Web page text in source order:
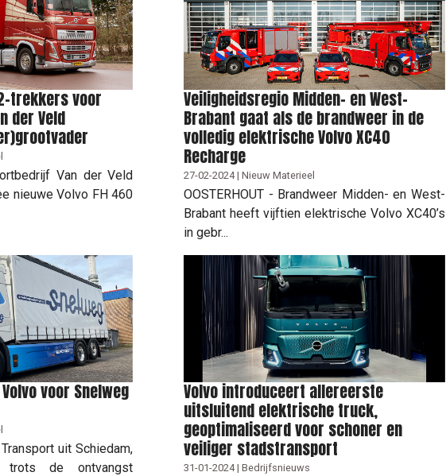
trekkers voor
der Veld
Van der Veld
nieuwe Volvo FH 460
Veiligheidsregio Midden- en West-
Brabant gaat als de brandweer in de
volledig elektrische Volvo XC40
Recharge
27-02-2024 | Nieuw Materieel
OOSTERHOUT - Brandweer Midden- en West-
Brabant heeft vijftien elektrische Volvo XC40’s
in gebr...
voor Snelweg
uit Schiedam,
de ontvangst
Volvo introduceert allereerste
uitsluitend elektrische truck,
geoptimaliseerd voor schoner en
veiliger stadstransport
31-01-2024 | Bedrijfsnieuws